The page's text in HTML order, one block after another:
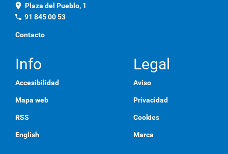
location_on Plaza del Pueblo, 1
phone 91 845 00 53
Contacto
Info
Accesibilidad
Mapa web
RSS
English
Legal
Aviso
Privacidad
Cookies
Marca